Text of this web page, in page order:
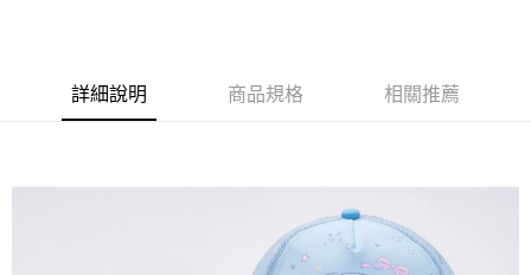
ATM付款
全家取貨付款
每筆NT$80，滿NT$899(含以上)免運費
詳細說明 商品規格 相關推薦